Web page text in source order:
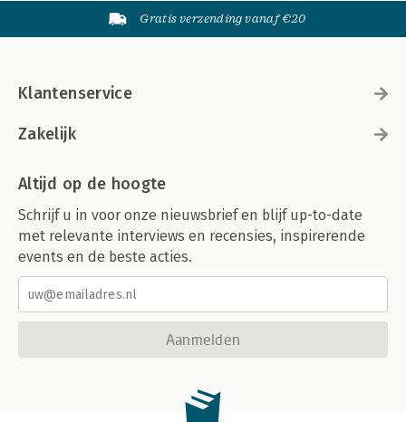
Gratis verzending vanaf €20
Klantenservice
Zakelijk
Altijd op de hoogte
Schrijf u in voor onze nieuwsbrief en blijf up-to-date
met relevante interviews en recensies, inspirerende
events en de beste acties.
Aanmelden